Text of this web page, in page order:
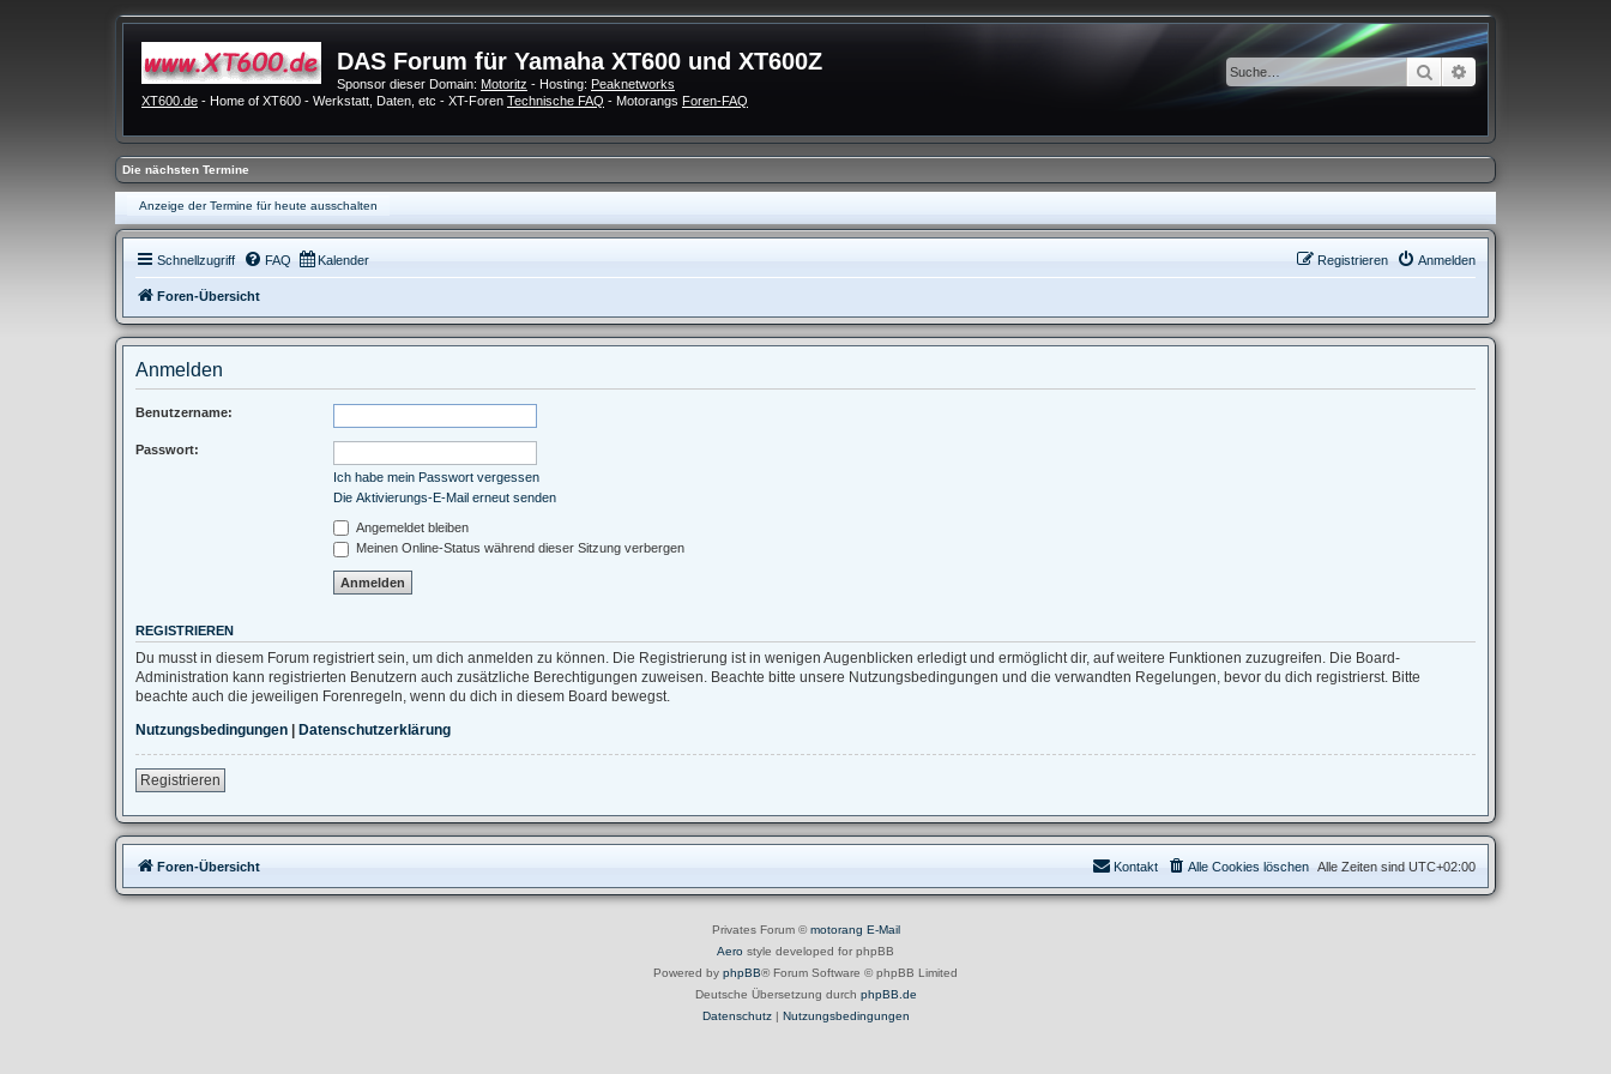
DAS Forum für Yamaha XT600 und XT600Z
Sponsor dieser Domain: Motoritz - Hosting: Peaknetworks
XT600.de - Home of XT600 - Werkstatt, Daten, etc - XT-Foren Technische FAQ - Motorangs Foren-FAQ
Suche Erweiterte Suche
Die nächsten Termine
Anzeige der Termine für heute ausschalten
Schnellzugriff FAQ Kalender Anmelden
Registrieren
Foren-Übersicht
Anmelden
Benutzername:
Passwort:
Ich habe mein Passwort vergessen
Die Aktivierungs-E-Mail erneut senden
Angemeldet bleiben
Meinen Online-Status während dieser Sitzung verbergen
REGISTRIEREN
Du musst in diesem Forum registriert sein, um dich anmelden zu können. Die Registrierung ist in wenigen Augenblicken erledigt und ermöglicht dir, auf weitere Funktionen zuzugreifen. Die Board-
Administration kann registrierten Benutzern auch zusätzliche Berechtigungen zuweisen. Beachte bitte unsere Nutzungsbedingungen und die verwandten Regelungen, bevor du dich registrierst. Bitte
beachte auch die jeweiligen Forenregeln, wenn du dich in diesem Board bewegst.
Nutzungsbedingungen
Datenschutzerklärung
Registrieren
Foren-Übersicht Alle Zeiten sind UTC+02:00
Alle Cookies löschen
Kontakt
Privates Forum ©motorang E-Mail
Aero style developed for phpBB
Powered by phpBB® Forum Software © phpBB Limited
Deutsche Übersetzung durch phpBB.de
Datenschutz| Nutzungsbedingungen